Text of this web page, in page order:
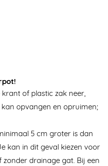
of plastic zak neer,
opvangen en opruimen;
5 cm groter is dan
kan in dit geval kiezen voor
drainage gat. Bij een